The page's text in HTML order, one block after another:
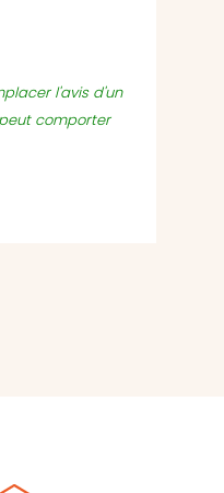
l'avis d'un
comporter